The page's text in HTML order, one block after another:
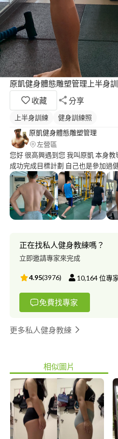
原凱健身體態雕塑管理上半身
收藏
分享
上半身訓練
健身訓練照
原凱健身體態雕塑管理
左營區
您好 很高興遇到您 我叫原凱 本身
成功完成目標計劃 自己也是參加過
活動 請多多指教
正在找私人健身教練嗎？
立即邀請專家來完成
4.95(3976) 10,164位專
免費找專家
更多私人健身教練
相似圖片